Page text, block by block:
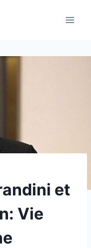
et
Vie